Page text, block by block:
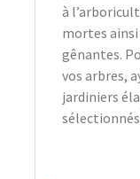
à
mortes
gênantes.
vos arbres,
jardiniers